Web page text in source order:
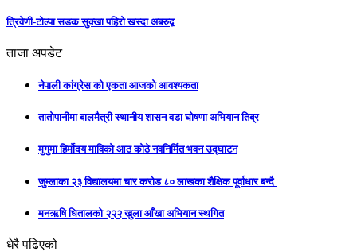
त्रिवेणी-टोल्पा सडक सुक्खा पहिरो खस्दा अबरुद्व
ताजा अपडेट
नेपाली कांग्रेस को एकता आजको आवश्यकता
तातोपानीमा बालमैत्री स्थानीय शासन वडा घोषणा अभियान तिब्र
मुगुमा हिर्मोदय माविको आठ कोठे नवनिर्मित भवन उद्घाटन
जुम्लाका २३ विद्यालयमा चार करोड ८० लाखका शैक्षिक पूर्वाधार बन्दै
मनऋषि धितालको २२२ खुला आँखा अभियान स्थगित
धेरै पढिएको